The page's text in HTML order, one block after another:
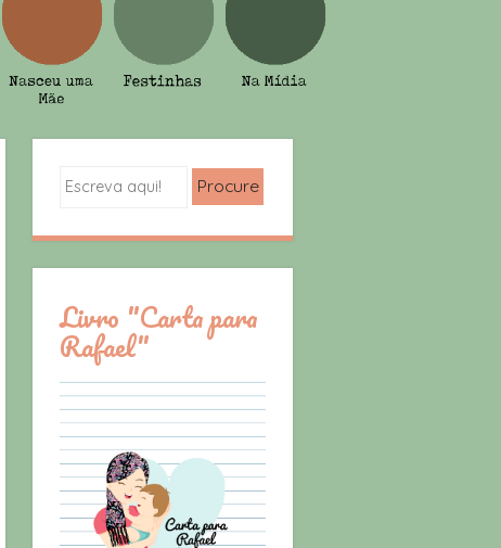
Search
Livro "Carta para
Rafael"